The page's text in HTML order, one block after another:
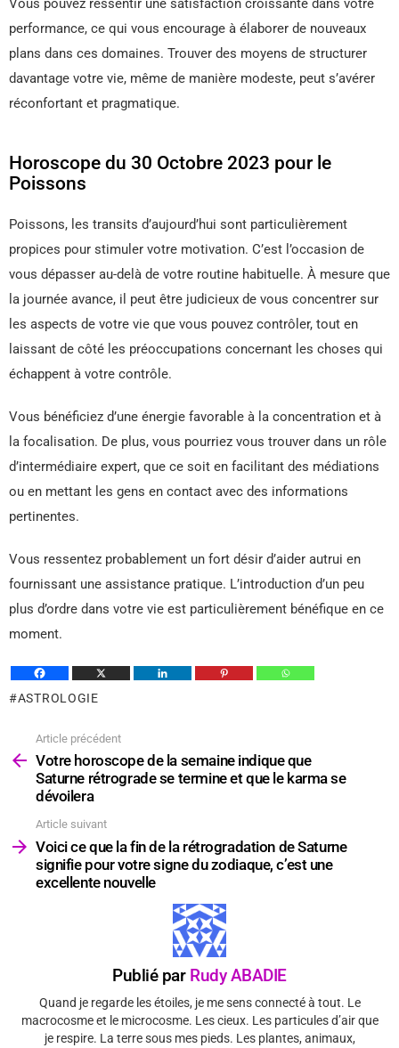
Vous pouvez ressentir une satisfaction croissante dans votre
performance, ce qui vous encourage à élaborer de nouveaux
plans dans ces domaines. Trouver des moyens de structurer
davantage votre vie, même de manière modeste, peut s’avérer
réconfortant et pragmatique.
Horoscope du 30 Octobre 2023 pour le
Poissons
Poissons, les transits d’aujourd’hui sont particulièrement
propices pour stimuler votre motivation. C’est l’occasion de
vous dépasser au-delà de votre routine habituelle. À mesure que
la journée avance, il peut être judicieux de vous concentrer sur
les aspects de votre vie que vous pouvez contrôler, tout en
laissant de côté les préoccupations concernant les choses qui
échappent à votre contrôle.
Vous bénéficiez d’une énergie favorable à la concentration et à
la focalisation. De plus, vous pourriez vous trouver dans un rôle
d’intermédiaire expert, que ce soit en facilitant des médiations
ou en mettant les gens en contact avec des informations
pertinentes.
Vous ressentez probablement un fort désir d’aider autrui en
fournissant une assistance pratique. L’introduction d’un peu
plus d’ordre dans votre vie est particulièrement bénéfique en ce
moment.
ASTROLOGIE
plus
Article précédent
Votre horoscope de la semaine indique que
Saturne rétrograde se termine et que le karma se
dévoilera
Article suivant
Voici ce que la fin de la rétrogradation de Saturne
signifie pour votre signe du zodiaque, c’est une
excellente nouvelle
Publié par Rudy ABADIE
Quand je regarde les étoiles, je me sens connecté à tout. Le
macrocosme et le microcosme. Les cieux. Les particules d’air que
je respire. La terre sous mes pieds. Les plantes, animaux,